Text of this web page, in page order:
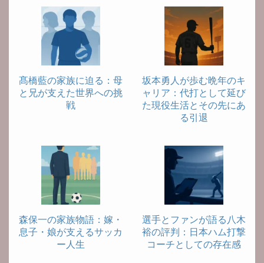
髙橋藍の家族に迫る：母
と兄が支えた世界への挑
戦
坂本勇人が歩む晩年のキ
ャリア：代打として延び
た現役生活とその先にあ
る引退
森保一の家族物語：嫁・
息子・娘が支えるサッカ
ー人生
選手とファンが語る八木
裕の評判：日本ハム打撃
コーチとしての存在感